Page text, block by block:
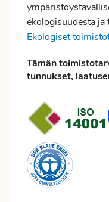
ekologisuudesta
Ekologiset
Tämän
tunnukset,